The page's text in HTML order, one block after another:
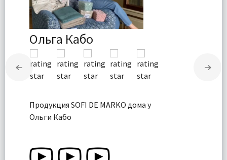
Ольга Кабо
Продукция SOFI DE MARKO дома у
Ольги Кабо